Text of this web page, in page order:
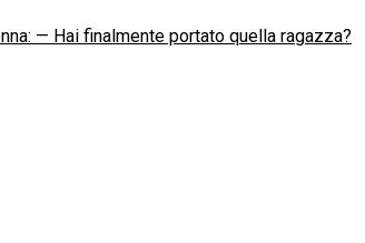
— Hai finalmente portato quella ragazza?